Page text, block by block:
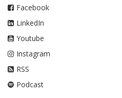
Facebook
LinkedIn
Youtube
Instagram
RSS
Podcast